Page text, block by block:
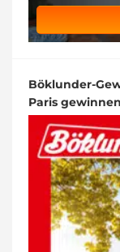
Böklunder-
Paris gewinnen